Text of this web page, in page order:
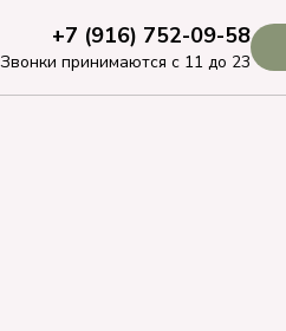
+7 (916) 752-09-58
Звонки принимаются с 11 до 23